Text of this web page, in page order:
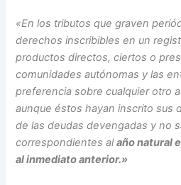
«En los tributos que graven
derechos inscribibles en un
productos directos, ciertos o
comunidades autónomas y las
preferencia sobre cualquier otro
aunque éstos hayan inscrito sus
de las deudas devengadas y no
correspondientes alaño natural
al inmediato anterior.»